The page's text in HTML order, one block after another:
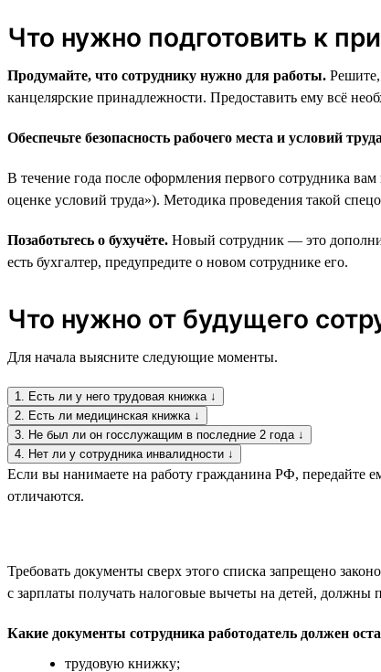
Что нужно подготовить к
Продумайте, что сотруднику нужно для работы. Решите,
канцелярские принадлежности. Предоставить ему всё
Обеспечьте безопасность рабочего места и условий труда
В течение года после оформления первого сотрудника
оценке условий труда»). Методика проведения такой
Позаботьтесь о бухучёте. Новый сотрудник — это
есть бухгалтер, предупредите о новом сотруднике его.
Что нужно от будущего
Для начала выясните следующие моменты.
1. Есть ли у него трудовая книжка ↓
2. Есть ли медицинская книжка ↓
3. Не был ли он госслужащим в последние 2 года ↓
4. Нет ли у сотрудника инвалидности ↓
Если вы нанимаете на работу гражданина РФ, передайте
отличаются.
Требовать документы сверх этого списка запрещено
с зарплаты получать налоговые вычеты на детей, должны
Какие документы сотрудника работодатель должен
трудовую книжку;